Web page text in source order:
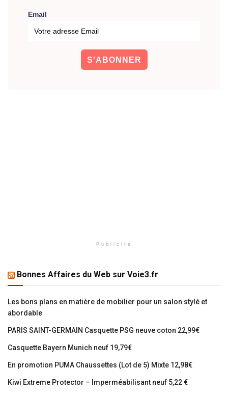
Email
Publicité
Bonnes Affaires du Web sur Voie3.fr
Les bons plans en matière de mobilier pour un salon stylé et
abordable
PARIS SAINT-GERMAIN Casquette PSG neuve coton 22,99€
Casquette Bayern Munich neuf 19,79€
En promotion PUMA Chaussettes (Lot de 5) Mixte 12,98€
Kiwi Extreme Protector – Imperméabilisant neuf 5,22 €